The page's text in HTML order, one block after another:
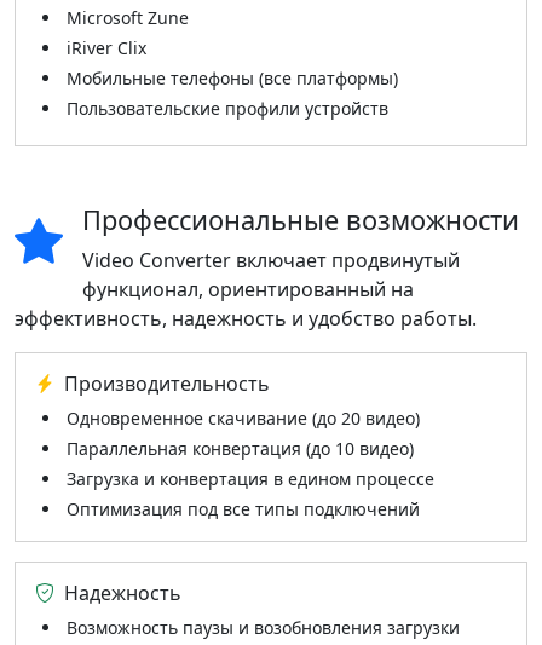
Microsoft Zune
iRiver Clix
Мобильные телефоны (все платформы)
Пользовательские профили устройств
Профессиональные возможности
Video Converter включает продвинутый
функционал, ориентированный на
эффективность, надежность и удобство работы.
Производительность
Одновременное скачивание (до 20 видео)
Параллельная конвертация (до 10 видео)
Загрузка и конвертация в едином процессе
Оптимизация под все типы подключений
Надежность
Возможность паузы и возобновления загрузки